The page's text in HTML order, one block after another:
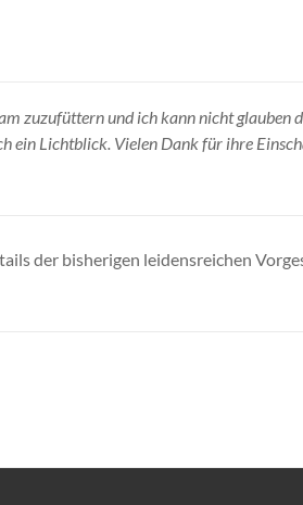
zuzufüttern und ich kann nicht glauben
ein Lichtblick. Vielen Dank für ihre
der bisherigen leidensreichen